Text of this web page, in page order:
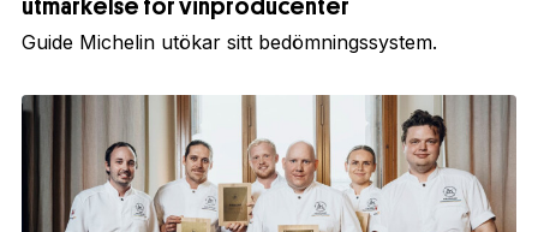
utmärkelse för vinproducenter
Guide Michelin utökar sitt bedömningssystem.